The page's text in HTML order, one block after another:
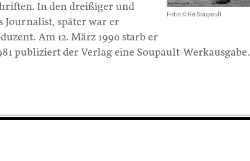
Foto: © Ré Soupault
In den dreißiger und
Journalist, später war er
Am 12. März 1990 starb er
publiziert der Verlag eine Soupault-Werkausgabe.